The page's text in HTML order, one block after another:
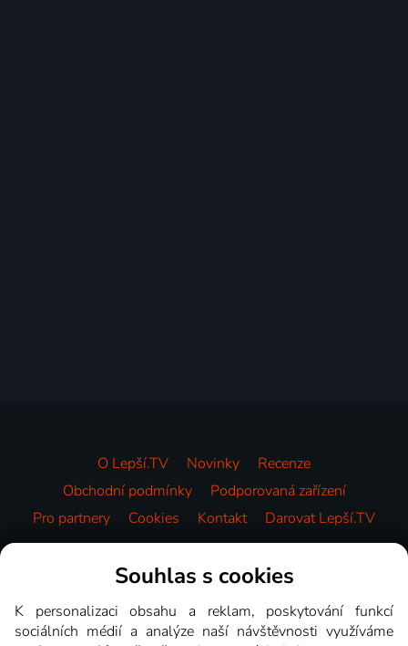
O Lepší.TV Novinky
Recenze
Obchodní podmínky
Podporovaná zařízení
Pro partnery
Cookies Kontakt Darovat Lepší.TV
Videotéka
Souhlas s cookies
K personalizaci obsahu a reklam, poskytování funkcí
sociálních médií a analýze naší návštěvnosti využíváme